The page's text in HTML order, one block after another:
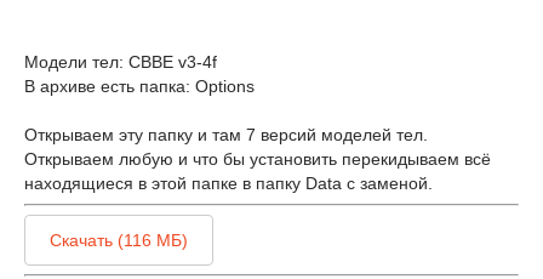
Модели тел: CBBE v3-4f
В архиве есть папка: Options
Открываем эту папку и там 7 версий моделей тел.
Открываем любую и что бы установить перекидываем всё
находящиеся в этой папке в папку Data с заменой.
Скачать (116 МБ)